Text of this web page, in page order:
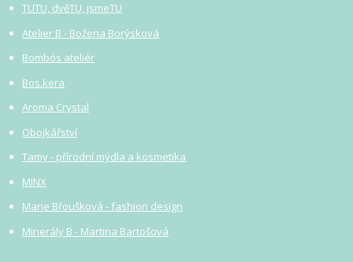
TUTU, dvěTU, jsmeTU
Atelier B - Božena Borýsková
Bombós ateliér
Bos.kera
Aroma Crystal
Obojkářství
Tamy - přírodní mýdla a kosmetika
MINX
Marie Břoušková - fashion design
Minerály B - Martina Bartošová